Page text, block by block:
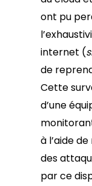
ont pu
internet (
de
Cette
d’une
à l’aide
des
par ce